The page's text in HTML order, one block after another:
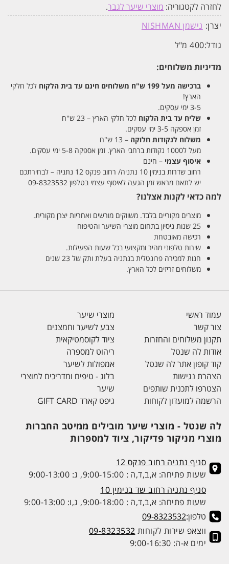
לחזרה לקטגוריה: מוצרי שיער לגבר.
יצרן: נישמן NISHMAN
גודל:400 מ"ל
מדיניות משלוחים:
ברכישה מעל 199 ש"ח משלוחים חינם עד בית הלקוח לכל חלקי
הארץ!
3-5 ימי עסקים.
שליח עד בית הלקוח לכל חלקי הארץ – 23 ש"ח
זמן אספקה 3-5 ימי עסקים.
משלוח לנקודות חלוקה – 13 ש"ח
מעל ל1000 נקודות ברחבי הארץ. זמן אספקה 5-8 ימי עסקים.
איסוף עצמי – חינם
רחוב שדרות בנימין 10 נתניה/ רחוב פנקס 12 נתניה – לבחירתכם
יש לתאם מראש זמן הגעה לאיסוף עצמי בטלפון 09-8323532
למה כדאי לקנות אצלנו?
מוצרים מקוריים בלבד. משווקים מורשים ואחריות יצרן מקורית.
25 שנות ניסיון בתחום מוצרי השיער והטיפוח
רכישה מאובטחת
שירות טלפוני מהיר ומקצועי בכל שעות הפעילות.
חנות למכירה פרונטלית בנתניה בעלת ותק של 23 שנים
משלוחים זריזים לכל הארץ.
עמוד ראשי
צור קשר
תקנון משלוחים והחזרות
אודות לה שנטל
קוד קופון אתר לה שנטל
הצהרת נגישות
הצטרפו לתכנית שותפים
הרשמה למועדון לקוחות
מוצרי שיער
צבע לשיער וחמצנים
ציוד לקוסמטיקאית
ריהוט למספרה
אמפולות לשיער
בלוג - טיפים ומדריכים למוצרי
שיער
גיפט קארד GIFT CARD
לה שנטל - מוצרי שיער מובילים ממיטב החברות
מוצרי מניקור פדיקור, ציוד למספרות
סניף נתניה רחוב פנקס 12
שעות פתיחה: א,ב,ד,ה : 9:00-15:00, ג: 9:00-13:00
סניף נתניה רחוב שד בנימין 10
שעות פתיחה: א,ב,ד,ה : 9:00-18:00, ג,ו: 9:00-13:00
טלפון:09-8323532
ווצאפ שירות לקוחות 09-8323532
ימים א-ה: 9:00-16:30